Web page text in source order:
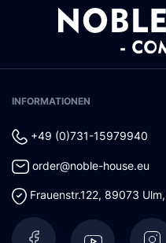
INFORMATIONEN
+49 (0)731-15979940
order@noble-house.eu
Frauenstr.122, 89073 Ulm,